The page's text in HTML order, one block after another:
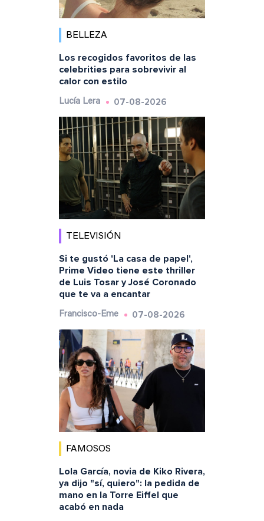
BELLEZA
Los recogidos favoritos de las
celebrities para sobrevivir al
calor con estilo
Lucía Lera 07-08-2026
TELEVISIÓN
Si te gustó 'La casa de papel',
Prime Video tiene este thriller
de Luis Tosar y José Coronado
que te va a encantar
Francisco-Eme 07-08-2026
FAMOSOS
Lola García, novia de Kiko Rivera,
ya dijo "sí, quiero": la pedida de
mano en la Torre Eiffel que
acabó en nada